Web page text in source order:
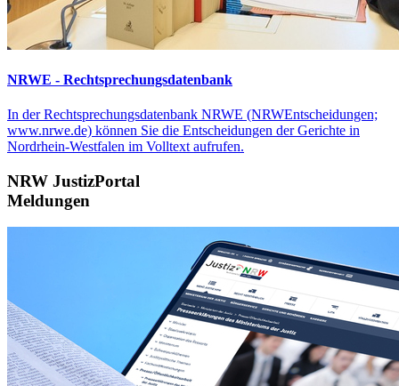
NRWE - Rechtsprechungs­datenbank
In der Rechtsprechungsdatenbank NRWE (NRWEntscheidungen;
www.nrwe.de) können Sie die Entscheidungen der Gerichte in
Nordrhein-Westfalen im Volltext aufrufen.
NRW JustizPortal
Meldungen